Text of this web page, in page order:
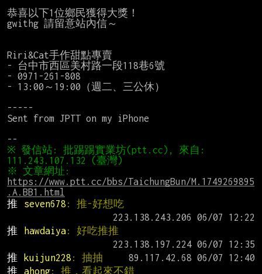
恭喜以下1位鄉民獲得大獎！
gwithg 請留意站內信～
Riri&Cat手作甜點專賣
- 台中市西區美村路一段118巷6號
- 0971-261-808
- 13:00～19:00（週二、三公休）
-----
Sent from JPTT on my iPhone
※ 發信站: 批踢踢實業坊(ptt.cc), 來自:
https://www.ptt.cc/bbs/TaichungBun/M.1749269895
.A.BB1.html
推
seven678 : 推-好想吃
推
hawdaiya: 好吃推推
推
kuijun228 : 抽抽
推
ahong: 推，看起來不錯